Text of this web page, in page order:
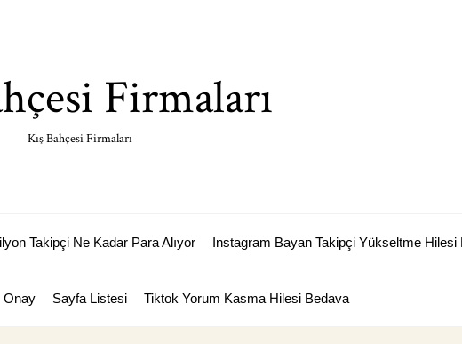
Firmaları
Kış Bahçesi Firmaları
Takipçi Ne Kadar Para Alıyor Instagram Bayan Takipçi Yükseltme Hilesi
Onay Sayfa Listesi Tiktok Yorum Kasma Hilesi Bedava